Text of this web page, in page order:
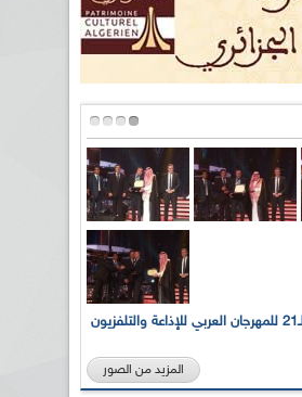
بالصور... الدورة الـ21 للمهرجان العربي للإذاعة والتلفزيون
المزيد من الصور